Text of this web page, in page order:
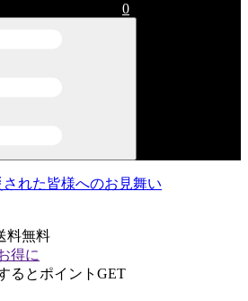
0
れた皆様へのお見舞い
料無料
得に
るとポイントGET